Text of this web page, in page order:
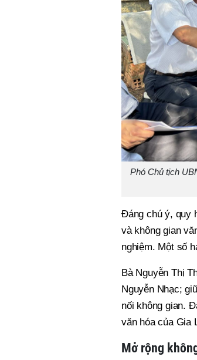
Phó Chủ tịch
Đáng chú ý, quy
và không gian
nghiệm. Một số
Bà Nguyễn Thị
Nguyễn Nhạc;
nối không gian.
văn hóa của Gia
Mở rộng